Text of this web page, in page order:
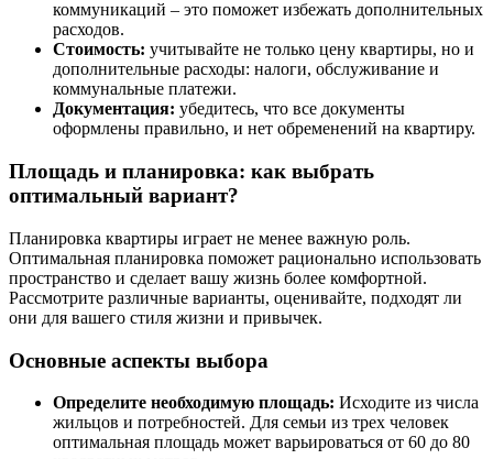
коммуникаций – это поможет избежать дополнительных
расходов.
Стоимость: учитывайте не только цену квартиры, но и
дополнительные расходы: налоги, обслуживание и
коммунальные платежи.
Документация: убедитесь, что все документы
оформлены правильно, и нет обременений на квартиру.
Площадь и планировка: как выбрать
оптимальный вариант?
Планировка квартиры играет не менее важную роль.
Оптимальная планировка поможет рационально использовать
пространство и сделает вашу жизнь более комфортной.
Рассмотрите различные варианты, оценивайте, подходят ли
они для вашего стиля жизни и привычек.
Основные аспекты выбора
Определите необходимую площадь: Исходите из числа
жильцов и потребностей. Для семьи из трех человек
оптимальная площадь может варьироваться от 60 до 80